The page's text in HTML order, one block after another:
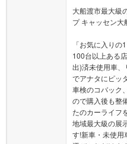
「お気に入りの
出)済未使用車
でアナタにピ
車検のコバック
ので購入後も整
たのカーライフ
地域最大級の展
す!新車・未使用
選びいただけま